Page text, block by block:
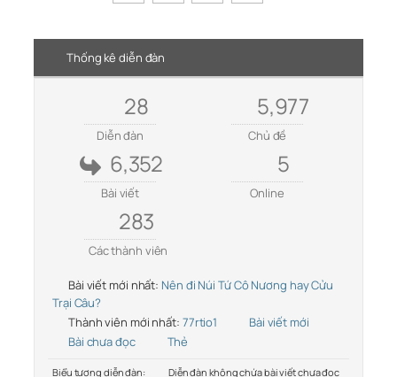
Thống kê diễn đàn
28
Diễn đàn
5,977
Chủ đề
6,352
Bài viết
5
Online
283
Các thành viên
Bài viết mới nhất: Nên đi Núi Tứ Cô Nương hay Cửu
Trại Câu?
Thành viên mới nhất: 77rtio1
Bài viết mới
Bài chưa đọc
Thẻ
Biểu tượng diễn đàn: Diễn đàn không chứa bài viết chưa đọc